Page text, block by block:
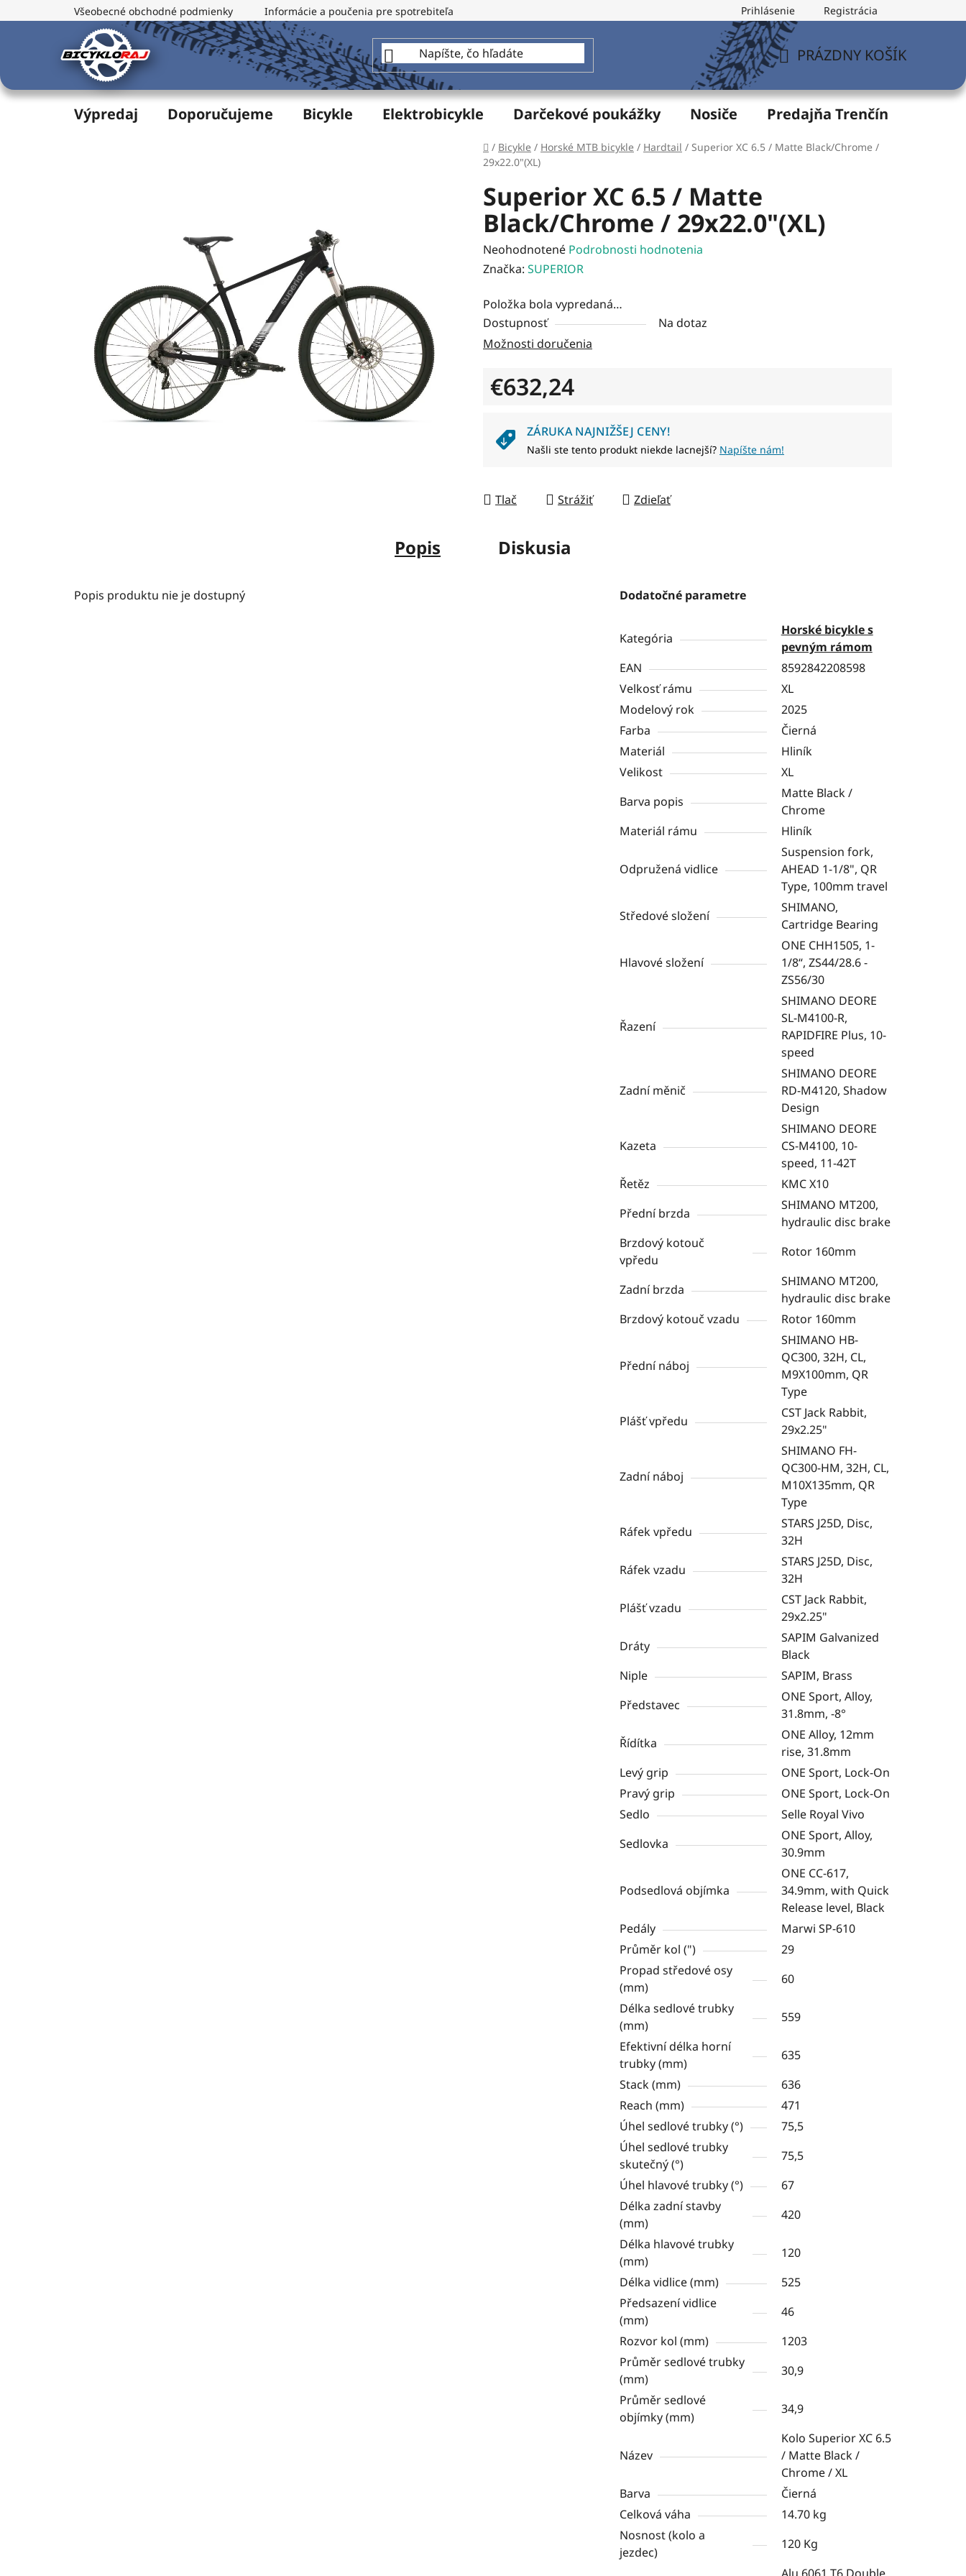
na
Všeobecné obchodné podmienky Informácie a poučenia pre spotrebiteľa Formulár na odstúpenie od zmluvy
Prihlásenie Registrácia
KOŠÍK
PRÁZDNY KOŠÍK
Výpredaj Doporučujeme Bicykle Elektrobicykle Darčekové poukážky Nosiče Predajňa Trenčín
Domov
/ Bicykle / Horské MTB bicykle / Hardtail / Superior XC 6.5 / Matte Black/Chrome /
29x22.0"(XL)
Superior XC 6.5 / Matte
Black/Chrome / 29x22.0"(XL)
Priemerné
hodnotenie
je
0,0
z
hviezdičiek.
Neohodnotené Podrobnosti hodnotenia
Značka: SUPERIOR
Položka bola vypredaná…
Dostupnosť
Na dotaz
Možnosti doručenia
€632,24
ZÁRUKA NAJNIŽŠEJ CENY!
Našli ste tento produkt niekde lacnejší? Napíšte nám!
Tlač Strážiť Zdieľať
Popis Diskusia
Popis produktu nie je dostupný Dodatočné parametre
Kategória
Horské bicykle s
pevným rámom
EAN
8592842208598
Velkosť rámu
XL
Modelový rok
2025
Farba
Čierná
Materiál
Hliník
Velikost
XL
Barva popis
Matte Black /
Chrome
Materiál rámu
Hliník
Odpružená vidlice
Suspension fork,
AHEAD 1-1/8", QR
Type, 100mm travel
Středové složení
SHIMANO,
Cartridge Bearing
Hlavové složení
ONE CHH1505, 1-
1/8“, ZS44/28.6 -
ZS56/30
Řazení
SHIMANO DEORE
SL-M4100-R,
RAPIDFIRE Plus, 10-
speed
Zadní měnič
SHIMANO DEORE
RD-M4120, Shadow
Design
Kazeta
SHIMANO DEORE
CS-M4100, 10-
speed, 11-42T
Řetěz
KMC X10
Přední brzda
SHIMANO MT200,
hydraulic disc brake
Brzdový kotouč
vpředu
Rotor 160mm
Zadní brzda
SHIMANO MT200,
hydraulic disc brake
Brzdový kotouč vzadu
Rotor 160mm
Přední náboj
SHIMANO HB-
QC300, 32H, CL,
M9X100mm, QR
Type
Plášť vpředu
CST Jack Rabbit,
29x2.25"
Zadní náboj
SHIMANO FH-
QC300-HM, 32H, CL,
M10X135mm, QR
Type
Ráfek vpředu
STARS J25D, Disc,
32H
Ráfek vzadu
STARS J25D, Disc,
32H
Plášť vzadu
CST Jack Rabbit,
29x2.25"
Dráty
SAPIM Galvanized
Black
Niple
SAPIM, Brass
Představec
ONE Sport, Alloy,
31.8mm, -8°
Řídítka
ONE Alloy, 12mm
rise, 31.8mm
Levý grip
ONE Sport, Lock-On
Pravý grip
ONE Sport, Lock-On
Sedlo
Selle Royal Vivo
Sedlovka
ONE Sport, Alloy,
30.9mm
Podsedlová objímka
ONE CC-617,
34.9mm, with Quick
Release level, Black
Pedály
Marwi SP-610
Průměr kol (")
29
Propad středové osy
(mm)
60
Délka sedlové trubky
(mm)
559
Efektivní délka horní
trubky (mm)
635
Stack (mm)
636
Reach (mm)
471
Úhel sedlové trubky (°)
75,5
Úhel sedlové trubky
skutečný (°)
75,5
Úhel hlavové trubky (°)
67
Délka zadní stavby
(mm)
420
Délka hlavové trubky
(mm)
120
Délka vidlice (mm)
525
Předsazení vidlice
(mm)
46
Rozvor kol (mm)
1203
Průměr sedlové trubky
(mm)
30,9
Průměr sedlové
objímky (mm)
34,9
Název
Kolo Superior XC 6.5
/ Matte Black /
Chrome / XL
Barva
Čierná
Celková váha
14.70 kg
Nosnost (kolo a
jezdec)
120 Kg
Alu 6061 T6 Double